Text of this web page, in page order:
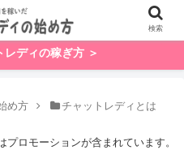
レディの稼ぎ方 ＞
め方 チャットレディとは
プロモーションが含まれています。
検索